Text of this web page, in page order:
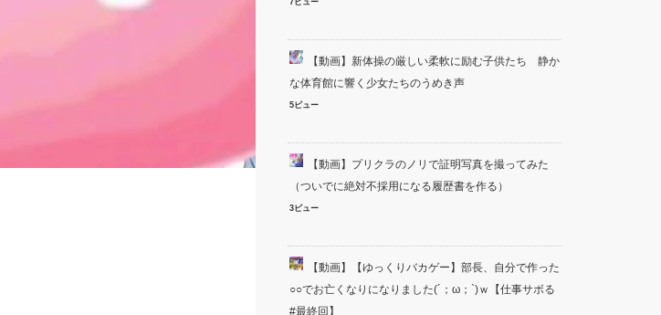
7ビュー
【動画】新体操の厳しい柔軟に励む子供たち 静か
な体育館に響く少女たちのうめき声
5ビュー
【動画】プリクラのノリで証明写真を撮ってみた
（ついでに絶対不採用になる履歴書を作る）
3ビュー
【動画】【ゆっくりバカゲー】部長、自分で作った
○○でお亡くなりになりました(´；ω；`)ｗ【仕事サボる
#最終回】